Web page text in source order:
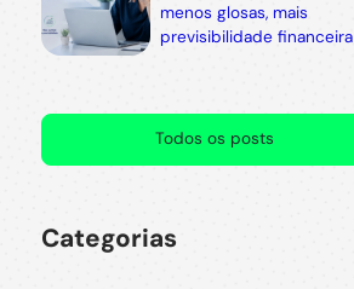
menos glosas, mais
previsibilidade financeira
Todos os posts
Categorias